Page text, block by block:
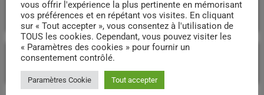
développement durable et souverain pour
l’avenir ?
Proposition de loi « Réparation » : l’article
26 relance le débat sur un accord de 1946
en Martinique
vous offrir l'expérience la plus pertinente en mémorisant
vos préférences et en répétant vos visites. En cliquant
sur « Tout accepter », vous consentez à l'utilisation de
TOUS les cookies. Cependant, vous pouvez visiter les
« Paramètres des cookies » pour fournir un
consentement contrôlé.
Paramètres Cookie Tout accepter